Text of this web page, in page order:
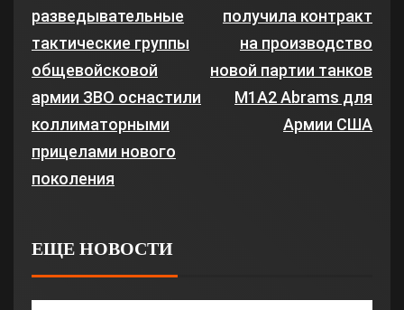
разведывательные
тактические группы
общевойсковой
армии ЗВО оснастили
коллиматорными
прицелами нового
поколения
получила контракт
на производство
новой партии танков
M1A2 Abrams для
Армии США
ЕЩЕ НОВОСТИ